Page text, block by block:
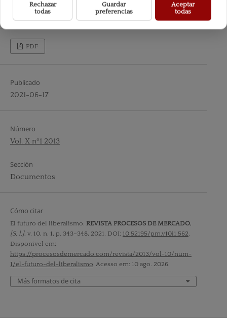
PDF
Publicado
2021-06-17
Número
Vol. X nº1 2013
Sección
Documentos
Cómo citar
El futuro del liberalismo. REVISTA PROCESOS DE MERCADO,
[S. l.], v. 10, n. 1, p. 343–348, 2021. DOI: 10.52195/pm.v10i1.562.
Disponível em:
https://procesosdemercado.com/revista/2013/vol-10/num-
1/el-futuro-del-liberalismo. Acesso em: 10 ago. 2026.
Más formatos de cita
Rechazar
todas
Guardar
preferencias
Aceptar
todas